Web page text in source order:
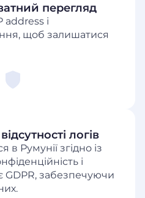
перегляд
і
щоб залишатися
логів
в Румунії згідно із
і
GDPR, забезпечуючи